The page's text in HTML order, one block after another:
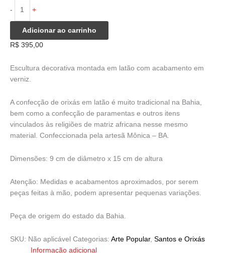
R$ 395,00
Escultura decorativa montada em latão com acabamento em
verniz.
A confecção de orixás em latão é muito tradicional na Bahia,
bem como a confecção de paramentas e outros itens
vinculados às religiões de matriz africana nesse mesmo
material. Confeccionada pela artesã Mônica – BA.
Dimensões: 9 cm de diâmetro x 15 cm de altura
Atenção: Medidas e acabamentos aproximados, por serem
peças feitas à mão, podem apresentar pequenas variações.
Peça de origem do estado da Bahia.
-
quantidade
+
Adicionar ao carrinho
SKU: Não aplicável Categorias: Arte Popular, Santos e Orixás
Informação adicional